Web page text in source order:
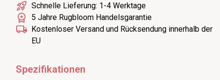
Schnelle Lieferung: 1-4 Werktage
5 Jahre Rugbloom Handelsgarantie
Kostenloser Versand und Rücksendung innerhalb der
EU
Spezifikationen